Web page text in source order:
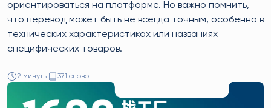
ориентироваться на платформе. Но важно помнить,
что перевод может быть не всегда точным, особенно в
технических характеристиках или названиях
специфических товаров.
2 минуты 371 слово